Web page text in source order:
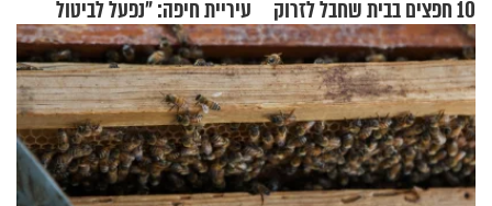
10 חפצים בבית שחבל לזרוק
לפח
עיריית חיפה: ״נפעל לביטול
ברית הערים התאומות״